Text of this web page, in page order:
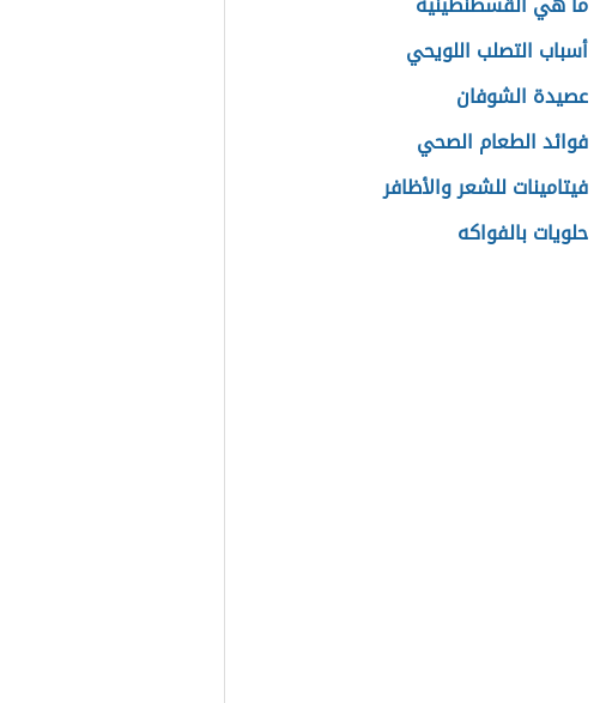
أسباب التصلب اللويحي
عصيدة الشوفان
فوائد الطعام الصحي
فيتامينات للشعر والأظافر
حلويات بالفواكه